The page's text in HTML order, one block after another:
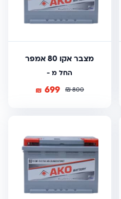
מצבר אקו 80 אמפר
החל מ -
800
₪
699
₪